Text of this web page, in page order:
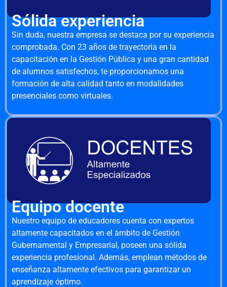
Sólida experiencia
Sin duda, nuestra empresa se destaca por su experiencia
comprobada. Con 23 años de trayectoria en la
capacitación en la Gestión Pública y una gran cantidad
de alumnos satisfechos, te proporcionamos una
formación de alta calidad tanto en modalidades
presenciales como virtuales.
Equipo docente
Nuestro equipo de educadores cuenta con expertos
altamente capacitados en el ámbito de Gestión
Gubernamental y Empresarial, poseen una sólida
experiencia profesional. Además, emplean métodos de
enseñanza altamente efectivos para garantizar un
aprendizaje óptimo.